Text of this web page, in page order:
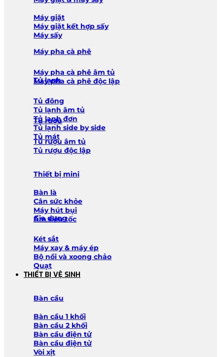
Máy giặt
Máy giặt kết hợp sấy
Máy sấy
Máy pha cà phê
Máy pha cà phê âm tủ
Máy pha cà phê độc lập
Tủ lạnh
Tủ đông
Tủ lạnh âm tủ
Tủ lạnh đơn
Tủ lạnh side by side
Tủ mát
Tủ rượu
Tủ rượu âm tủ
Tủ rượu độc lập
Thiết bị mini
Bàn là
Cân sức khỏe
Máy hút bụi
Ấm siêu tốc
Gia dụng
Két sắt
Máy xay & máy ép
Bộ nồi và xoong chảo
Quạt
THIẾT BỊ VỆ SINH
Bàn cầu
Bàn cầu 1 khối
Bàn cầu 2 khối
Bàn cầu điện tử
Bàn cầu điện tử
Vòi xịt